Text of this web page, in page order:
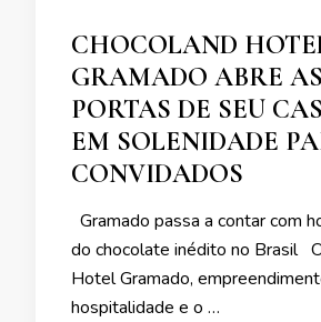
CHOCOLAND
GRAMADO ABRE AS
PORTAS DE SEU
EM SOLENIDADE
CONVIDADOS
Gramado passa a contar com
do chocolate inédito no Brasil
Hotel Gramado,
hospitalidade e o …